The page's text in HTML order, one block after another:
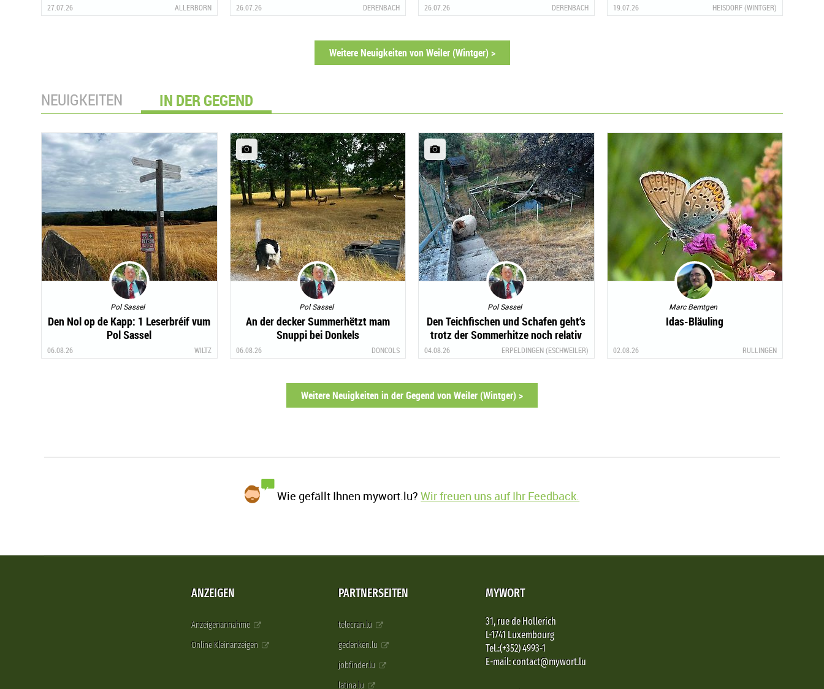
27.07.26 ALLERBORN 26.07.26 DERENBACH 26.07.26 DERENBACH 19.07.26 HEISDORF (WINTGER)
Weitere Neuigkeiten von Weiler (Wintger) >
NEUIGKEITEN IN DER GEGEND
Pol Sassel
Den Nol op de Kapp: 1 Leserbréif vum
Pol Sassel
06.08.26 WILTZ
Pol Sassel
An der decker Summerhëtzt mam
Snuppi bei Donkels
06.08.26 DONCOLS
Pol Sassel
Den Teichfischen und Schafen geht‘s
trotz der Sommerhitze noch relativ
gut!!
04.08.26 ERPELDINGEN (ESCHWEILER)
Marc Bemtgen
Idas-Bläuling
02.08.26 RULLINGEN
Weitere Neuigkeiten in der Gegend von Weiler (Wintger) >
Wie gefällt Ihnen mywort.lu?Wir freuen uns auf Ihr Feedback.
ANZEIGEN
Anzeigenannahme
Online Kleinanzeigen
PARTNERSEITEN
telecran.lu
gedenken.lu
jobfinder.lu
latina.lu
MYWORT
31, rue de Hollerich
L-1741 Luxembourg
Tel.:(+352) 4993-1
E-mail: contact@mywort.lu